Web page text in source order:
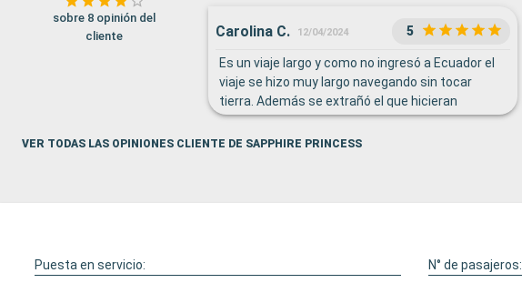
sobre 8 opinión del
cliente
Carolina C. 12/04/2024 5
Es un viaje largo y como no ingresó a Ecuador el
viaje se hizo muy largo navegando sin tocar
tierra. Además se extrañó el que hicieran
actividades como ejercicio en la piscina los días
de buen tiempo. Es una actividad agradable que
VER TODAS LAS OPINIONES CLIENTE DE SAPPHIRE PRINCESS
Puesta en servicio: N° de pasajeros: